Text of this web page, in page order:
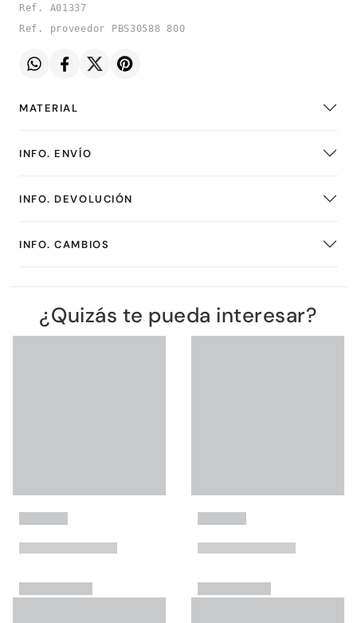
Ref. A01337
Ref. proveedor PBS30588 800
MATERIAL
INFO. ENVÍO
INFO. DEVOLUCIÓN
INFO. CAMBIOS
¿Quizás te pueda interesar?